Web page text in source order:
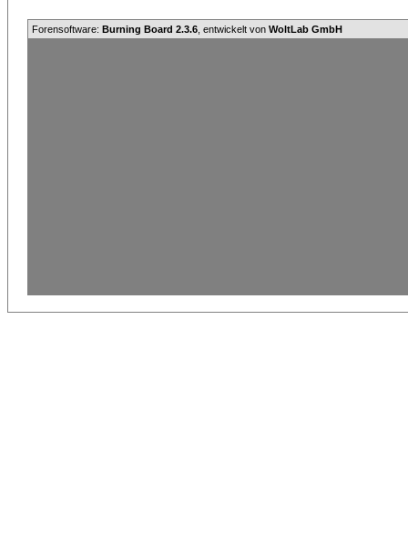
Forensoftware: Burning Board 2.3.6 , entwickelt von WoltLab GmbH